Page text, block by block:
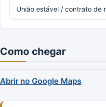
União estável / contrato de
Como chegar
Abrir no Google Maps